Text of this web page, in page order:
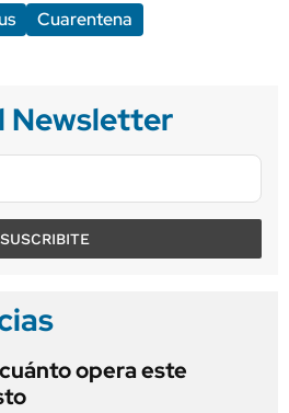
Cuarentena
Newsletter
SUSCRIBITE
opera este